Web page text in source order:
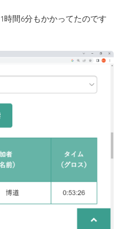
間6分もかかってたのです